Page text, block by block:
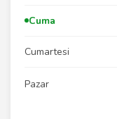
Cuma
Cumartesi
Pazar